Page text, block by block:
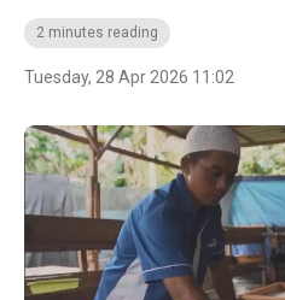
2 minutes reading
Tuesday, 28 Apr 2026 11:02